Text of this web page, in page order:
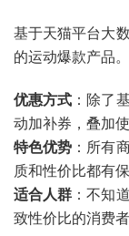
基于天猫平台大
的运动爆款产品。
优惠方式 ：除了
动加补券，叠加
特色优势 ：所有
质和性价比都有
适合人群 ：不知
致性价比的消费者